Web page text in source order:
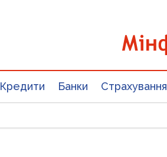
Кредити Банки Страхування